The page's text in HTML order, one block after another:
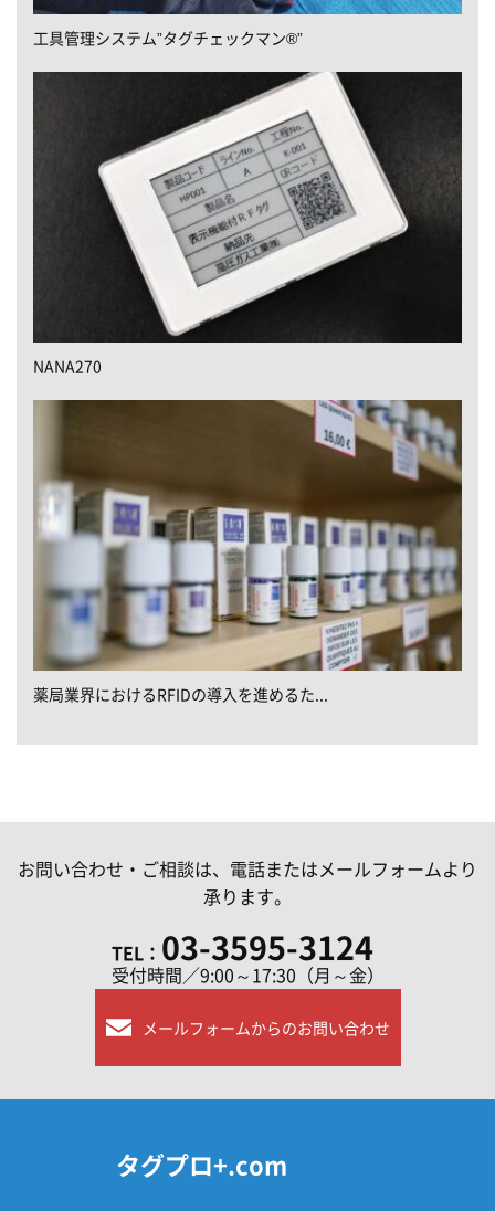
工具管理システム”タグチェックマン®”
NANA270
薬局業界におけるRFIDの導入を進めるた...
お問い合わせ・ご相談は、電話またはメールフォームより
承ります。
TEL： 03-3595-3124
受付時間／9:00～17:30（月～金）
メールフォームからのお問い合わせ
タグプロ+.com